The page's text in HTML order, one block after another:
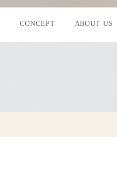
CONCEPT ABOUT US